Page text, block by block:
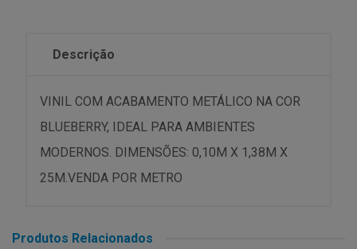
Descrição
VINIL COM ACABAMENTO METÁLICO NA COR
BLUEBERRY, IDEAL PARA AMBIENTES
MODERNOS. DIMENSÕES: 0,10M X 1,38M X
25M.VENDA POR METRO
Produtos Relacionados